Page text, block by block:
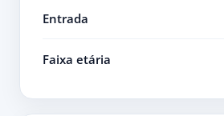
Entrada
Faixa etária